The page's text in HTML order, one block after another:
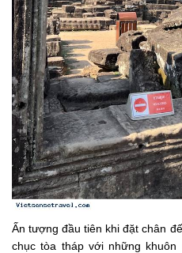
Ấn tượng đầu tiên khi đặt chân
chục tòa tháp với những